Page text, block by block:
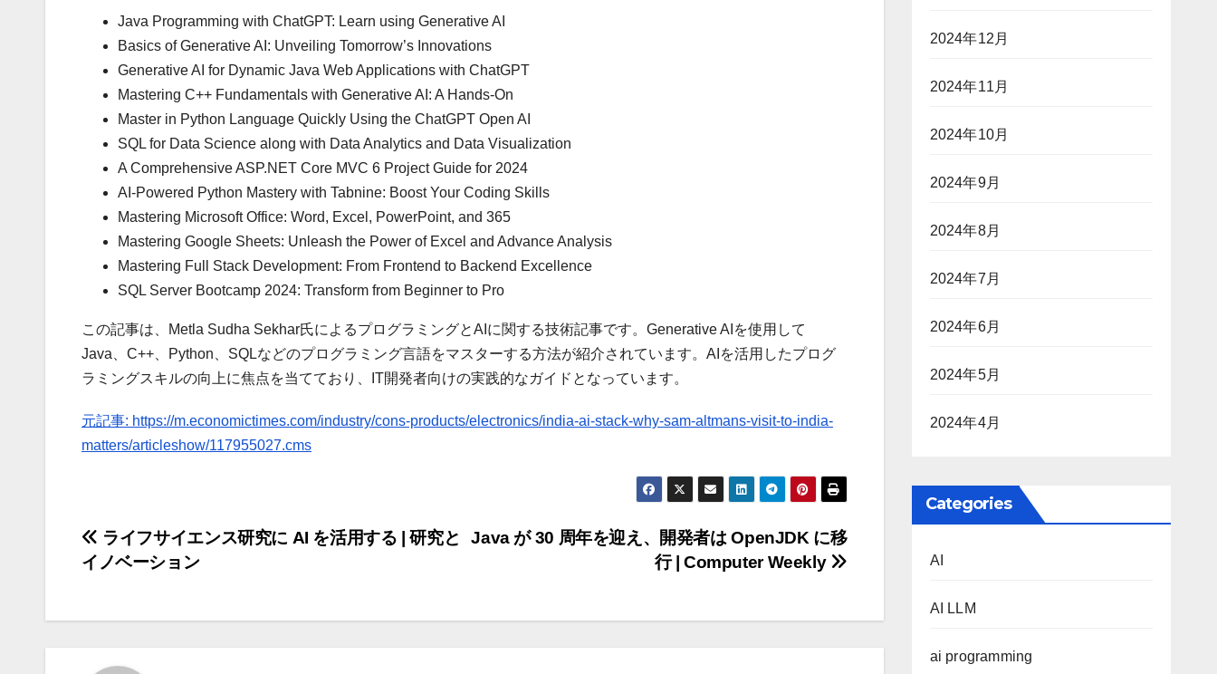
Java Programming with ChatGPT: Learn using Generative AI
Basics of Generative AI: Unveiling Tomorrow’s Innovations
Generative AI for Dynamic Java Web Applications with ChatGPT
Mastering C++ Fundamentals with Generative AI: A Hands-On
Master in Python Language Quickly Using the ChatGPT Open AI
SQL for Data Science along with Data Analytics and Data Visualization
A Comprehensive ASP.NET Core MVC 6 Project Guide for 2024
AI-Powered Python Mastery with Tabnine: Boost Your Coding Skills
Mastering Microsoft Office: Word, Excel, PowerPoint, and 365
Mastering Google Sheets: Unleash the Power of Excel and Advance Analysis
Mastering Full Stack Development: From Frontend to Backend Excellence
SQL Server Bootcamp 2024: Transform from Beginner to Pro
この記事は、Metla Sudha Sekhar氏によるプログラミングとAIに関する技術記事です。Generative AIを使用して
Java、C++、Python、SQLなどのプログラミング言語をマスターする方法が紹介されています。AIを活用したプログ
ラミングスキルの向上に焦点を当てており、IT開発者向けの実践的なガイドとなっています。
元記事: https://m.economictimes.com/industry/cons-products/electronics/india-ai-stack-why-sam-altmans-visit-to-india-
matters/articleshow/117955027.cms
投
稿
ナ
Java が 30 周年を迎え、開発者は OpenJDK に移
行 | Computer Weekly
ライフサイエンス研究に AI を活用する | 研究と
イノベーション
2024年12月
2024年11月
2024年10月
2024年9月
2024年8月
2024年7月
2024年6月
2024年5月
2024年4月
Categories
AI
AI LLM
ai programming